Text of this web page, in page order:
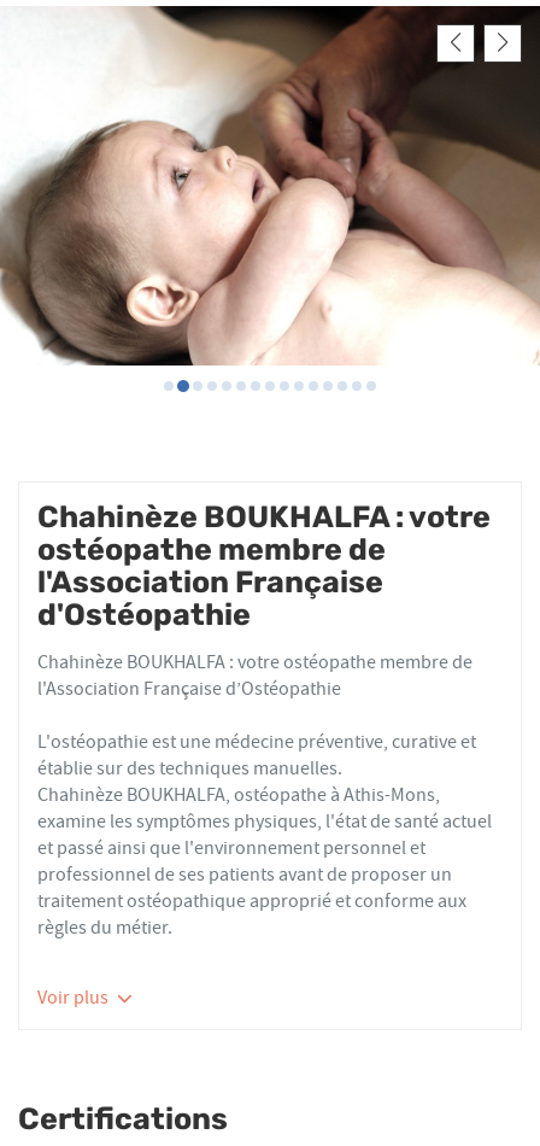
Chahinèze BOUKHALFA : votre
ostéopathe membre de
l'Association Française
d'Ostéopathie
Chahinèze BOUKHALFA : votre ostéopathe membre de
l'Association Française d’Ostéopathie
L'ostéopathie est une médecine préventive, curative et
établie sur des techniques manuelles.
Chahinèze BOUKHALFA, ostéopathe à Athis-Mons,
examine les symptômes physiques, l'état de santé actuel
et passé ainsi que l'environnement personnel et
professionnel de ses patients avant de proposer un
traitement ostéopathique approprié et conforme aux
règles du métier.
thérapeutiques conformes aux recommandations de
fonctionnels d’ordre ostéoarticulaire, viscéral ou
Voir plus
Certifications